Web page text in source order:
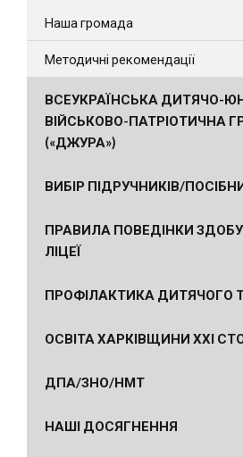
Наша громада
Методичні рекомендації
ВСЕУКРАЇНСЬКА ДИТЯЧО-
ВІЙСЬКОВО-ПАТРІОТИЧНА
(«ДЖУРА»)
ВИБІР ПІДРУЧНИКІВ/
ПРАВИЛА ПОВЕДІНКИ
ЛІЦЕЇ
ПРОФІЛАКТИКА ДИТЯЧОГО
ОСВІТА ХАРКІВЩИНИ ХХІ
ДПА/ЗНО/НМТ
НАШІ ДОСЯГНЕННЯ